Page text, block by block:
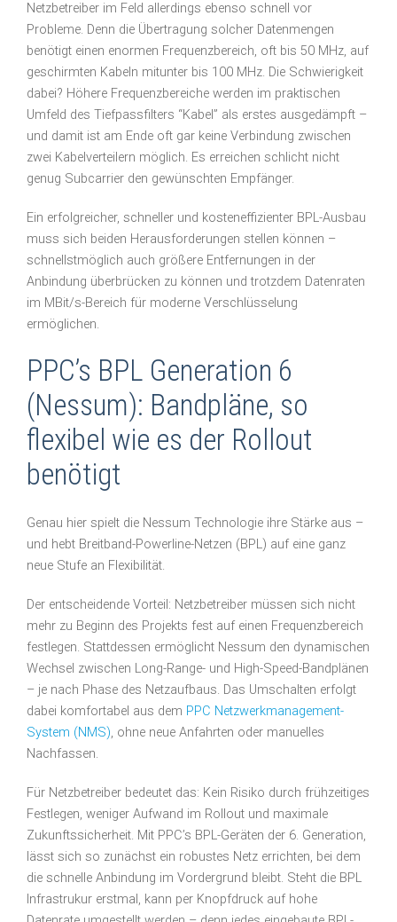
Netzbetreiber im Feld allerdings ebenso schnell vor
Probleme. Denn die Übertragung solcher Datenmengen
benötigt einen enormen Frequenzbereich, oft bis 50 MHz, auf
geschirmten Kabeln mitunter bis 100 MHz. Die Schwierigkeit
dabei? Höhere Frequenzbereiche werden im praktischen
Umfeld des Tiefpassfilters “Kabel” als erstes ausgedämpft –
und damit ist am Ende oft gar keine Verbindung zwischen
zwei Kabelverteilern möglich. Es erreichen schlicht nicht
genug Subcarrier den gewünschten Empfänger.
Ein erfolgreicher, schneller und kosteneffizienter BPL-Ausbau
muss sich beiden Herausforderungen stellen können –
schnellstmöglich auch größere Entfernungen in der
Anbindung überbrücken zu können und trotzdem Datenraten
im MBit/s-Bereich für moderne Verschlüsselung
ermöglichen.
PPC’s BPL Generation 6
(Nessum): Bandpläne, so
flexibel wie es der Rollout
benötigt
Genau hier spielt die Nessum Technologie ihre Stärke aus –
und hebt Breitband-Powerline-Netzen (BPL) auf eine ganz
neue Stufe an Flexibilität.
Der entscheidende Vorteil: Netzbetreiber müssen sich nicht
mehr zu Beginn des Projekts fest auf einen Frequenzbereich
festlegen. Stattdessen ermöglicht Nessum den dynamischen
Wechsel zwischen Long-Range- und High-Speed-Bandplänen
– je nach Phase des Netzaufbaus. Das Umschalten erfolgt
dabei komfortabel aus dem PPC Netzwerkmanagement-
System (NMS), ohne neue Anfahrten oder manuelles
Nachfassen.
Für Netzbetreiber bedeutet das: Kein Risiko durch frühzeitiges
Festlegen, weniger Aufwand im Rollout und maximale
Zukunftssicherheit. Mit PPC’s BPL-Geräten der 6. Generation,
lässt sich so zunächst ein robustes Netz errichten, bei dem
die schnelle Anbindung im Vordergrund bleibt. Steht die BPL
Infrastrukur erstmal, kann per Knopfdruck auf hohe